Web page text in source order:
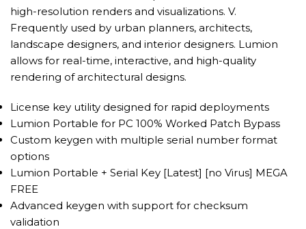
high-resolution renders and visualizations. V.
Frequently used by urban planners, architects,
landscape designers, and interior designers. Lumion
allows for real-time, interactive, and high-quality
rendering of architectural designs.
License key utility designed for rapid deployments
Lumion Portable for PC 100% Worked Patch Bypass
Custom keygen with multiple serial number format
options
Lumion Portable + Serial Key [Latest] [no Virus] MEGA
FREE
Advanced keygen with support for checksum
validation